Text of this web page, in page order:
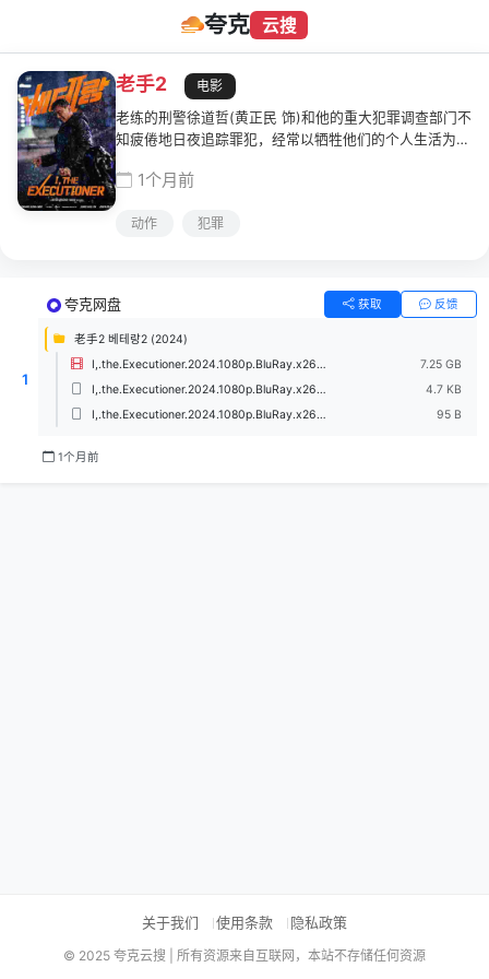
夸克 云搜
老手2
电影
老练的刑警徐道哲(黄正民 饰)和他的重大犯罪调查部门不
知疲倦地日夜追踪罪犯，经常以牺牲他们的个人生活为代
对连环杀手的怀疑出现了，使国家陷入动荡。随着重案组
们，指出了下一个受害者，并加剧了混乱。
1个月前
动作 犯罪
1
夸克网盘 获取 反馈
老手2 베테랑2 (2024)
I,.the.Executioner.2024.1080p.BluRay.x265.10bit.DTS-WiKi.mkv
7.25 GB
I,.the.Executioner.2024.1080p.BluRay.x265.10bit.DTS-WiKi.nfo
4.7 KB
I,.the.Executioner.2024.1080p.BluRay.x265.10bit.DTS-WiKi.md5
95 B
1个月前
关于我们 使用条款 隐私政策
© 2025 夸克云搜 | 所有资源来自互联网，本站不存储任何资源